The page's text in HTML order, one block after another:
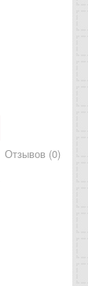
Отзывов (0)